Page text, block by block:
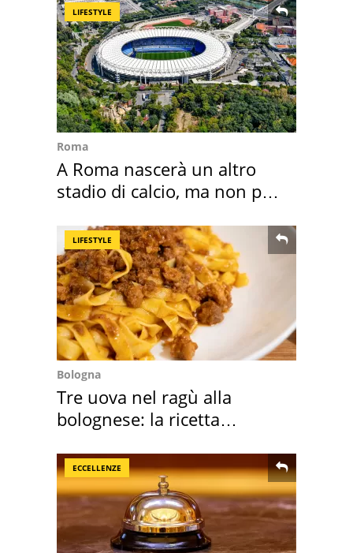
LIFESTYLE
Roma
A Roma nascerà un altro
stadio di calcio, ma non per
LIFESTYLE
Bologna
Tre uova nel ragù alla
bolognese: la ricetta
ECCELLENZE